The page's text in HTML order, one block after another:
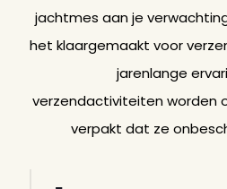
jachtmes aan je
het klaargemaakt voor
jarenlange
verzendactiviteiten worden
verpakt dat ze